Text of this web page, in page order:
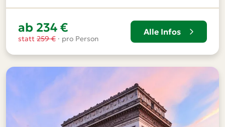
ab 234 €
statt 259 € · pro Person
Alle Infos